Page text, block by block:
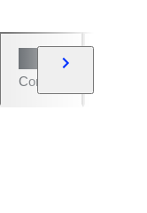
Comics